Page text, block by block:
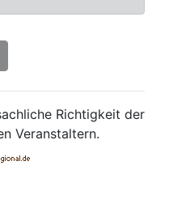
Richtigkeit der
Veranstaltern.